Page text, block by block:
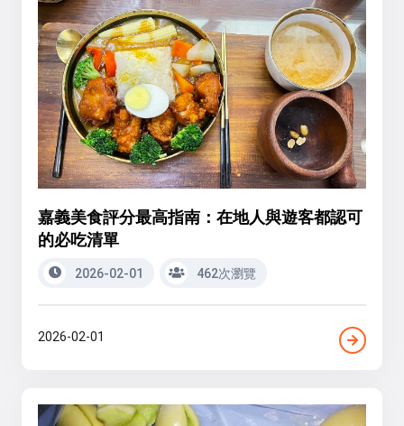
嘉義美食評分最高指南：在地人與遊客都認可
的必吃清單
2026-02-01 462次瀏覽
2026-02-01